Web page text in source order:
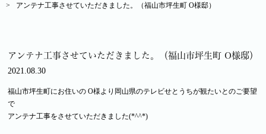
アンテナ工事させていただきました。（福山市坪生町 O様邸）
アンテナ工事させていただきました。（福山市坪生町 O様邸）
2021.08.30
福山市坪生町にお住いの O様より岡山県のテレビせとうちが観たいとのご要望
で
アンテナ工事をさせていただきました(*^^*)